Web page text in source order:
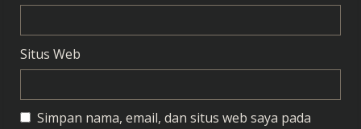
Situs Web
Simpan nama, email, dan situs web saya pada